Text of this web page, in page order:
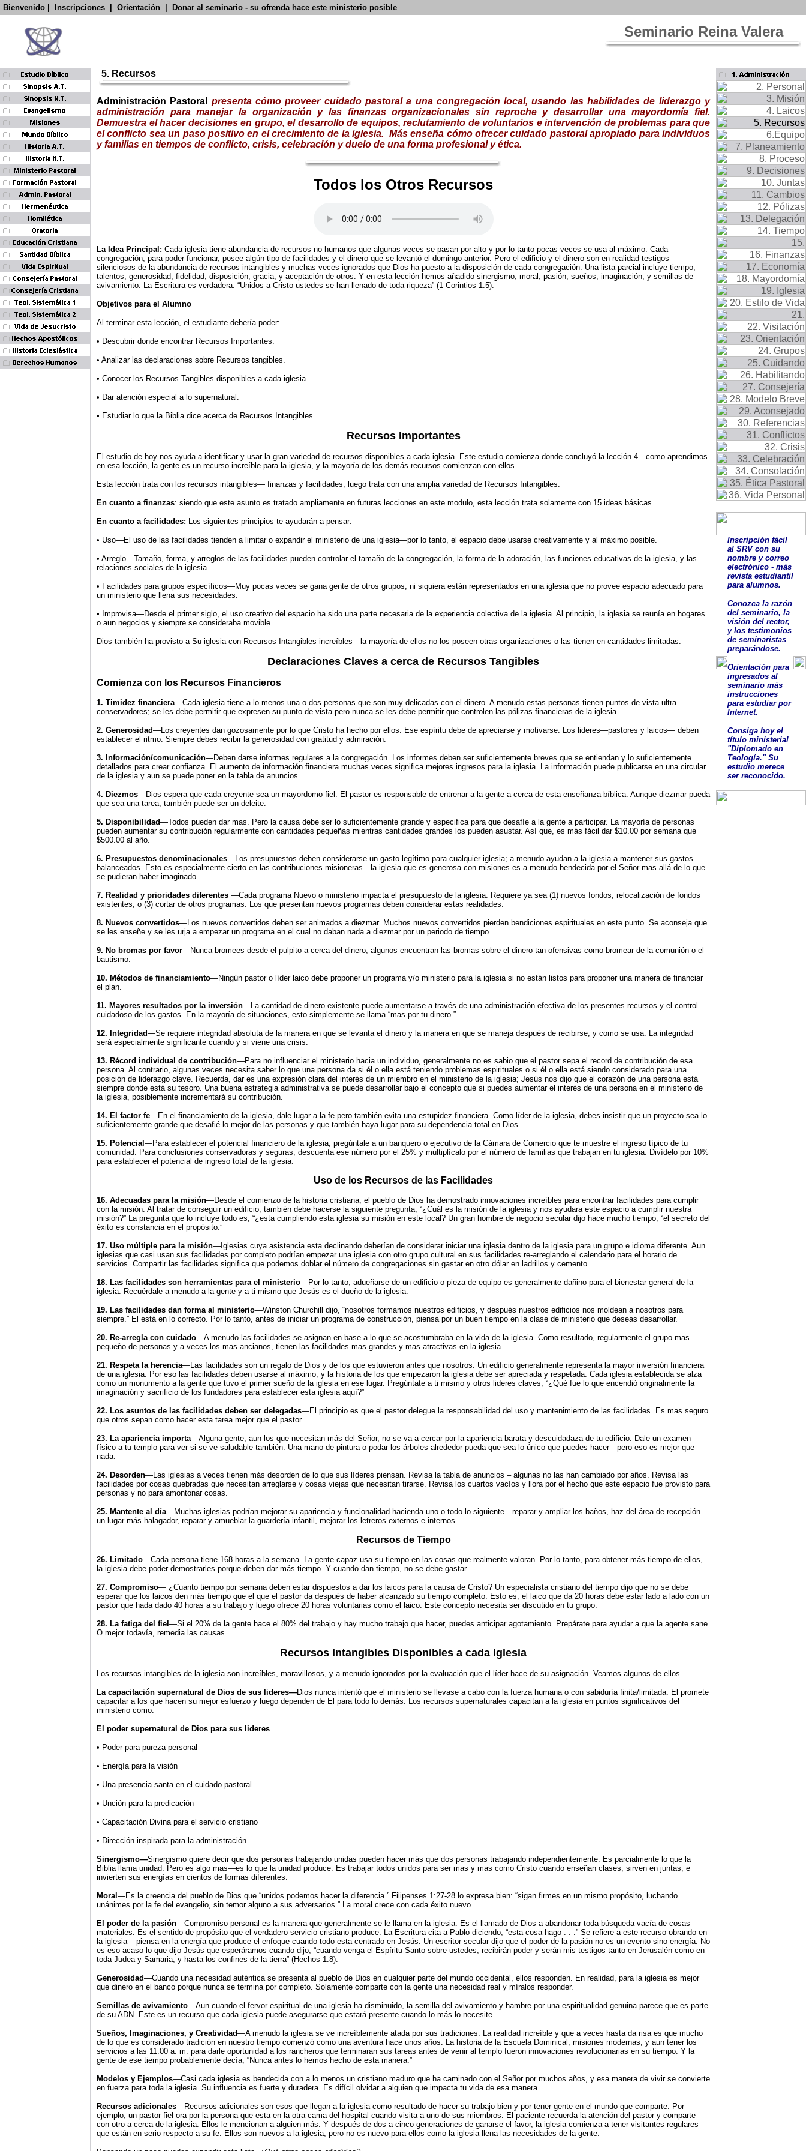
Bienvenido Inscripciones Orientación Donar al seminario - su ofrenda hace este ministerio posible
Seminario Reina Valera
5. Recursos
Administración Pastoral presenta cómo proveer cuidado pastoral a una congregación local, usando las habilidades de liderazgo y
administración para manejar la organización y las finanzas organizacionales sin reproche y desarrollar una mayordomía fiel.
Demuestra el hacer decisiones en grupo, el desarrollo de equipos, reclutamiento de voluntarios e intervención de problemas para que
el conflicto sea un paso positivo en el crecimiento de la iglesia. Más enseña cómo ofrecer cuidado pastoral apropiado para individuos
y familias en tiempos de conflicto, crisis, celebración y duelo de una forma profesional y ética.
Todos los Otros Recursos
La Idea Principal: Cada iglesia tiene abundancia de recursos no humanos que algunas veces se pasan por alto y por lo tanto pocas veces se usa al máximo. Cada
congregación, para poder funcionar, posee algún tipo de facilidades y el dinero que se levantó el domingo anterior. Pero el edificio y el dinero son en realidad testigos
silenciosos de la abundancia de recursos intangibles y muchas veces ignorados que Dios ha puesto a la disposición de cada congregación. Una lista parcial incluye tiempo,
talentos, generosidad, fidelidad, disposición, gracia, y aceptación de otros. Y en esta lección hemos añadido sinergismo, moral, pasión, sueños, imaginación, y semillas de
avivamiento. La Escritura es verdadera: “Unidos a Cristo ustedes se han llenado de toda riqueza” (1 Corintios 1:5).
Objetivos para el Alumno
Al terminar esta lección, el estudiante debería poder:
• Descubrir donde encontrar Recursos Importantes.
• Analizar las declaraciones sobre Recursos tangibles.
• Conocer los Recursos Tangibles disponibles a cada iglesia.
• Dar atención especial a lo supernatural.
• Estudiar lo que la Biblia dice acerca de Recursos Intangibles.
Recursos Importantes
El estudio de hoy nos ayuda a identificar y usar la gran variedad de recursos disponibles a cada iglesia. Este estudio comienza donde concluyó la lección 4—como aprendimos
en esa lección, la gente es un recurso increíble para la iglesia, y la mayoría de los demás recursos comienzan con ellos.
Esta lección trata con los recursos intangibles— finanzas y facilidades; luego trata con una amplia variedad de Recursos Intangibles.
En cuanto a finanzas: siendo que este asunto es tratado ampliamente en futuras lecciones en este modulo, esta lección trata solamente con 15 ideas básicas.
En cuanto a facilidades: Los siguientes principios te ayudarán a pensar:
• Uso—El uso de las facilidades tienden a limitar o expandir el ministerio de una iglesia—por lo tanto, el espacio debe usarse creativamente y al máximo posible.
• Arreglo—Tamaño, forma, y arreglos de las facilidades pueden controlar el tamaño de la congregación, la forma de la adoración, las funciones educativas de la iglesia, y las
relaciones sociales de la iglesia.
• Facilidades para grupos específicos—Muy pocas veces se gana gente de otros grupos, ni siquiera están representados en una iglesia que no provee espacio adecuado para
un ministerio que llena sus necesidades.
• Improvisa—Desde el primer siglo, el uso creativo del espacio ha sido una parte necesaria de la experiencia colectiva de la iglesia. Al principio, la iglesia se reunía en hogares
o aun negocios y siempre se consideraba movible.
Dios también ha provisto a Su iglesia con Recursos Intangibles increíbles—la mayoría de ellos no los poseen otras organizaciones o las tienen en cantidades limitadas.
Declaraciones Claves a cerca de Recursos Tangibles
Comienza con los Recursos Financieros
1. Timidez financiera—Cada iglesia tiene a lo menos una o dos personas que son muy delicadas con el dinero. A menudo estas personas tienen puntos de vista ultra
conservadores; se les debe permitir que expresen su punto de vista pero nunca se les debe permitir que controlen las pólizas financieras de la iglesia.
2. Generosidad—Los creyentes dan gozosamente por lo que Cristo ha hecho por ellos. Ese espíritu debe de apreciarse y motivarse. Los lideres—pastores y laicos— deben
establecer el ritmo. Siempre debes recibir la generosidad con gratitud y admiración.
3. Información/comunicación—Deben darse informes regulares a la congregación. Los informes deben ser suficientemente breves que se entiendan y lo suficientemente
detallados para crear confianza. El aumento de información financiera muchas veces significa mejores ingresos para la iglesia. La información puede publicarse en una circular
de la iglesia y aun se puede poner en la tabla de anuncios.
4. Diezmos—Dios espera que cada creyente sea un mayordomo fiel. El pastor es responsable de entrenar a la gente a cerca de esta enseñanza bíblica. Aunque diezmar pueda
que sea una tarea, también puede ser un deleite.
5. Disponibilidad—Todos pueden dar mas. Pero la causa debe ser lo suficientemente grande y especifica para que desafíe a la gente a participar. La mayoría de personas
pueden aumentar su contribución regularmente con cantidades pequeñas mientras cantidades grandes los pueden asustar. Así que, es más fácil dar $10.00 por semana que
$500.00 al año.
6. Presupuestos denominacionales—Los presupuestos deben considerarse un gasto legítimo para cualquier iglesia; a menudo ayudan a la iglesia a mantener sus gastos
balanceados. Esto es especialmente cierto en las contribuciones misioneras—la iglesia que es generosa con misiones es a menudo bendecida por el Señor mas allá de lo que
se pudieran haber imaginado.
7. Realidad y prioridades diferentes —Cada programa Nuevo o ministerio impacta el presupuesto de la iglesia. Requiere ya sea (1) nuevos fondos, relocalización de fondos
existentes, o (3) cortar de otros programas. Los que presentan nuevos programas deben considerar estas realidades.
8. Nuevos convertidos—Los nuevos convertidos deben ser animados a diezmar. Muchos nuevos convertidos pierden bendiciones espirituales en este punto. Se aconseja que
se les enseñe y se les urja a empezar un programa en el cual no daban nada a diezmar por un periodo de tiempo.
9. No bromas por favor—Nunca bromees desde el pulpito a cerca del dinero; algunos encuentran las bromas sobre el dinero tan ofensivas como bromear de la comunión o el
bautismo.
10. Métodos de financiamiento—Ningún pastor o líder laico debe proponer un programa y/o ministerio para la iglesia si no están listos para proponer una manera de financiar
el plan.
11. Mayores resultados por la inversión—La cantidad de dinero existente puede aumentarse a través de una administración efectiva de los presentes recursos y el control
cuidadoso de los gastos. En la mayoría de situaciones, esto simplemente se llama “mas por tu dinero.”
12. Integridad—Se requiere integridad absoluta de la manera en que se levanta el dinero y la manera en que se maneja después de recibirse, y como se usa. La integridad
será especialmente significante cuando y si viene una crisis.
13. Récord individual de contribución—Para no influenciar el ministerio hacia un individuo, generalmente no es sabio que el pastor sepa el record de contribución de esa
persona. Al contrario, algunas veces necesita saber lo que una persona da si él o ella está teniendo problemas espirituales o si él o ella está siendo considerado para una
posición de liderazgo clave. Recuerda, dar es una expresión clara del interés de un miembro en el ministerio de la iglesia; Jesús nos dijo que el corazón de una persona está
siempre donde está su tesoro. Una buena estrategia administrativa se puede desarrollar bajo el concepto que si puedes aumentar el interés de una persona en el ministerio de
la iglesia, posiblemente incrementará su contribución.
14. El factor fe—En el financiamiento de la iglesia, dale lugar a la fe pero también evita una estupidez financiera. Como líder de la iglesia, debes insistir que un proyecto sea lo
suficientemente grande que desafié lo mejor de las personas y que también haya lugar para su dependencia total en Dios.
15. Potencial —Para establecer el potencial financiero de la iglesia, pregúntale a un banquero o ejecutivo de la Cámara de Comercio que te muestre el ingreso típico de tu
comunidad. Para conclusiones conservadoras y seguras, descuenta ese número por el 25% y multiplícalo por el número de familias que trabajan en tu iglesia. Divídelo por 10%
para establecer el potencial de ingreso total de la iglesia.
Uso de los Recursos de las Facilidades
16. Adecuadas para la misión—Desde el comienzo de la historia cristiana, el pueblo de Dios ha demostrado innovaciones increíbles para encontrar facilidades para cumplir
con la misión. Al tratar de conseguir un edificio, también debe hacerse la siguiente pregunta, “¿Cuál es la misión de la iglesia y nos ayudara este espacio a cumplir nuestra
misión?” La pregunta que lo incluye todo es, “¿esta cumpliendo esta iglesia su misión en este local? Un gran hombre de negocio secular dijo hace mucho tiempo, “el secreto del
éxito es constancia en el propósito.”
17. Uso múltiple para la misión—Iglesias cuya asistencia esta declinando deberían de considerar iniciar una iglesia dentro de la iglesia para un grupo e idioma diferente. Aun
iglesias que casi usan sus facilidades por completo podrían empezar una iglesia con otro grupo cultural en sus facilidades re-arreglando el calendario para el horario de
servicios. Compartir las facilidades significa que podemos doblar el número de congregaciones sin gastar en otro dólar en ladrillos y cemento.
18. Las facilidades son herramientas para el ministerio—Por lo tanto, adueñarse de un edificio o pieza de equipo es generalmente dañino para el bienestar general de la
iglesia. Recuérdale a menudo a la gente y a ti mismo que Jesús es el dueño de la iglesia.
19. Las facilidades dan forma al ministerio—Winston Churchill dijo, “nosotros formamos nuestros edificios, y después nuestros edificios nos moldean a nosotros para
siempre.” El está en lo correcto. Por lo tanto, antes de iniciar un programa de construcción, piensa por un buen tiempo en la clase de ministerio que deseas desarrollar.
20. Re-arregla con cuidado—A menudo las facilidades se asignan en base a lo que se acostumbraba en la vida de la iglesia. Como resultado, regularmente el grupo mas
pequeño de personas y a veces los mas ancianos, tienen las facilidades mas grandes y mas atractivas en la iglesia.
21. Respeta la herencia—Las facilidades son un regalo de Dios y de los que estuvieron antes que nosotros. Un edificio generalmente representa la mayor inversión financiera
de una iglesia. Por eso las facilidades deben usarse al máximo, y la historia de los que empezaron la iglesia debe ser apreciada y respetada. Cada iglesia establecida se alza
como un monumento a la gente que tuvo el primer sueño de la iglesia en ese lugar. Pregúntate a ti mismo y otros lideres claves, “¿Qué fue lo que encendió originalmente la
imaginación y sacrificio de los fundadores para establecer esta iglesia aquí?”
22. Los asuntos de las facilidades deben ser delegadas—El principio es que el pastor delegue la responsabilidad del uso y mantenimiento de las facilidades. Es mas seguro
que otros sepan como hacer esta tarea mejor que el pastor.
23. La apariencia importa—Alguna gente, aun los que necesitan más del Señor, no se va a cercar por la apariencia barata y descuidadaza de tu edificio. Dale un examen
físico a tu templo para ver si se ve saludable también. Una mano de pintura o podar los árboles alrededor pueda que sea lo único que puedes hacer—pero eso es mejor que
nada.
24. Desorden—Las iglesias a veces tienen más desorden de lo que sus líderes piensan. Revisa la tabla de anuncios – algunas no las han cambiado por años. Revisa las
facilidades por cosas quebradas que necesitan arreglarse y cosas viejas que necesitan tirarse. Revisa los cuartos vacíos y llora por el hecho que este espacio fue provisto para
personas y no para amontonar cosas.
25. Mantente al día—Muchas iglesias podrían mejorar su apariencia y funcionalidad hacienda uno o todo lo siguiente—reparar y ampliar los baños, haz del área de recepción
un lugar más halagador, reparar y amueblar la guardería infantil, mejorar los letreros externos e internos.
Recursos de Tiempo
26. Limitado—Cada persona tiene 168 horas a la semana. La gente capaz usa su tiempo en las cosas que realmente valoran. Por lo tanto, para obtener más tiempo de ellos,
la iglesia debe poder demostrarles porque deben dar más tiempo. Y cuando dan tiempo, no se debe gastar.
27. Compromiso— ¿Cuanto tiempo por semana deben estar dispuestos a dar los laicos para la causa de Cristo? Un especialista cristiano del tiempo dijo que no se debe
esperar que los laicos den más tiempo que el que el pastor da después de haber alcanzado su tiempo completo. Esto es, el laico que da 20 horas debe estar lado a lado con un
pastor que hada dado 40 horas a su trabajo y luego ofrece 20 horas voluntarias como el laico. Este concepto necesita ser discutido en tu grupo.
28. La fatiga del fiel —Si el 20% de la gente hace el 80% del trabajo y hay mucho trabajo que hacer, puedes anticipar agotamiento. Prepárate para ayudar a que la agente sane.
O mejor todavía, remedia las causas.
Recursos Intangibles Disponibles a cada Iglesia
Los recursos intangibles de la iglesia son increíbles, maravillosos, y a menudo ignorados por la evaluación que el líder hace de su asignación. Veamos algunos de ellos.
La capacitación supernatural de Dios de sus lideres—Dios nunca intentó que el ministerio se
llevase a cabo con la fuerza humana o con sabiduría finita/limitada. El promete
capacitar a los que hacen su mejor esfuerzo y luego dependen de El para todo lo demás. Los recursos supernaturales capacitan a la iglesia en puntos significativos del
ministerio como:
El poder supernatural de Dios para sus lideres
• Poder para pureza personal
• Energía para la visión
• Una presencia santa en el cuidado pastoral
• Unción para la predicación
• Capacitación Divina para el servicio cristiano
• Dirección inspirada para la administración
Sinergismo—Sinergismo quiere decir que dos personas trabajando unidas pueden hacer más que dos personas trabajando independientemente. Es parcialmente lo que la
Biblia llama unidad. Pero es algo mas—es lo que la unidad produce. Es trabajar todos unidos para ser mas y mas como Cristo cuando enseñan clases, sirven en juntas, e
invierten sus energías en cientos de formas diferentes.
Moral —Es la creencia del pueblo de Dios que “unidos podemos hacer la diferencia.” Filipenses 1:27-28 lo expresa bien: “sigan firmes en un mismo propósito, luchando
unánimes por la fe del evangelio, sin temor alguno a sus adversarios.” La moral crece con cada éxito nuevo.
El poder de la pasión—Compromiso personal es la manera que generalmente se le llama en la iglesia. Es el llamado de Dios a abandonar toda búsqueda vacía de cosas
materiales. Es el sentido de propósito que el verdadero servicio cristiano produce. La Escritura cita a Pablo diciendo, “esta cosa hago . . .” Se refiere a este recurso obrando en
la iglesia – piensa en la energía que produce el enfoque cuando todo esta centrado en Jesús. Un escritor secular dijo que el poder de la pasión no es un evento sino energía. No
es eso acaso lo que dijo Jesús que esperáramos cuando dijo, “cuando venga el Espíritu Santo sobre ustedes, recibirán poder y serán mis testigos tanto en Jerusalén como en
toda Judea y Samaria, y hasta los confines de la tierra” (Hechos 1:8).
Generosidad—Cuando una necesidad auténtica se presenta al pueblo de Dios en cualquier parte del mundo occidental, ellos responden. En realidad, para la iglesia es mejor
que dinero en el banco porque nunca se termina por completo. Solamente comparte con la gente una necesidad real y míralos responder.
Semillas de avivamiento—Aun cuando el fervor espiritual de una iglesia ha disminuido, la semilla del avivamiento y hambre por una espiritualidad genuina parece que es parte
de su ADN. Este es un recurso que cada iglesia puede asegurarse que estará presente cuando lo más lo necesite.
Sueños, Imaginaciones, y Creatividad—A menudo la iglesia se ve increíblemente atada por sus tradiciones. La realidad increíble y que a veces hasta da risa es que mucho
de lo que es considerado tradición en nuestro tiempo comenzó como una aventura hace unos años. La historia de la Escuela Dominical, misiones modernas, y aun tener los
servicios a las 11:00 a. m. para darle oportunidad a los rancheros que terminaran sus tareas antes de venir al templo fueron innovaciones revolucionarias en su tiempo. Y la
gente de ese tiempo probablemente decía, “Nunca antes lo hemos hecho de esta manera.”
Modelos y Ejemplos—Casi cada iglesia es bendecida con a lo menos un cristiano maduro que ha caminado con el Señor por muchos años, y esa manera de vivir se convierte
en fuerza para toda la iglesia. Su influencia es fuerte y duradera. Es difícil olvidar a alguien que impacta tu vida de esa manera.
Recursos adicionales—Recursos adicionales son esos que llegan a la iglesia como resultado de hacer su trabajo bien y por tener gente en el mundo que comparte. Por
ejemplo, un pastor fiel ora por la persona que esta en la otra cama del hospital cuando visita a uno de sus miembros. El paciente recuerda la atención del pastor y comparte
con otro a cerca de la iglesia. Ellos le mencionan a alguien más. Y después de dos a cinco generaciones de ganarse el favor, la iglesia comienza a tener visitantes regulares
que están en serio respecto a su fe. Ellos son nuevos a la iglesia, pero no es nuevo para ellos como la iglesia llena las necesidades de la gente.
Inscripción fácil
al SRV con su
nombre y correo
electrónico - más
revista estudiantil
para alumnos.
Conozca la razón
del seminario, la
visión del rector,
y los testimonios
de seminaristas
preparándose.
Orientación para
ingresados al
seminario más
instrucciones
para estudiar por
Internet.
Consiga hoy el
título ministerial
"Diplomado en
Teología."Su
estudio merece
serreconocido.